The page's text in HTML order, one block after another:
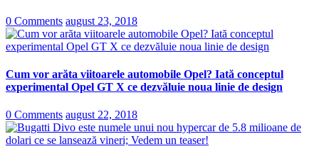
0 Comments august 23, 2018
Cum vor arăta viitoarele automobile Opel? Iată conceptul
experimental Opel GT X ce dezvăluie noua linie de design
0 Comments august 22, 2018